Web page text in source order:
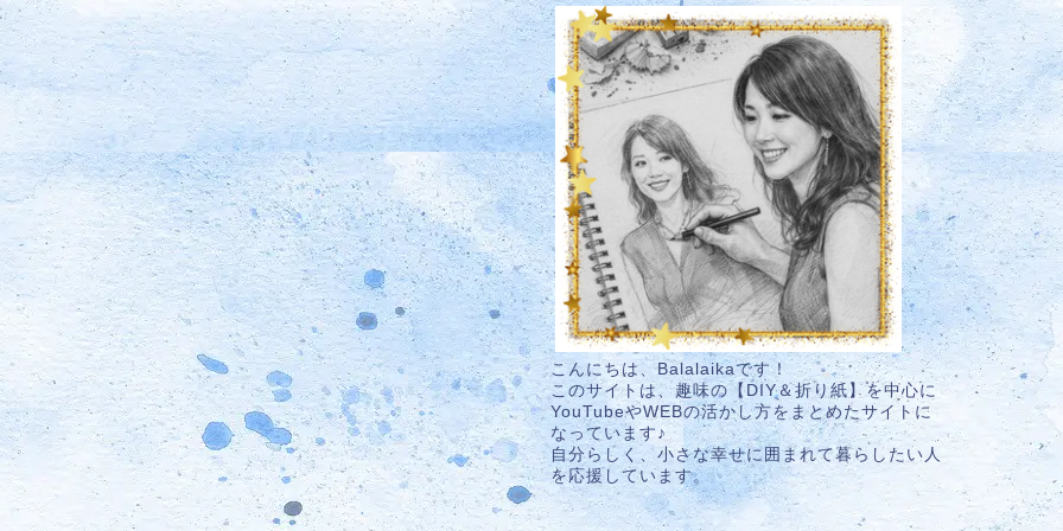
こんにちは、Balalaikaです！
このサイトは、趣味の【DIY＆折り紙】を中心に
YouTubeやWEBの活かし方をまとめたサイトに
なっています♪
自分らしく、小さな幸せに囲まれて暮らしたい人
を応援しています。